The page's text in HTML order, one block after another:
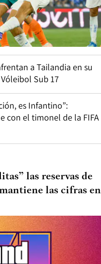
a Tailandia en su
Sub 17
es Infantino”:
con el timonel de la FIFA
las reservas de
las cifras en